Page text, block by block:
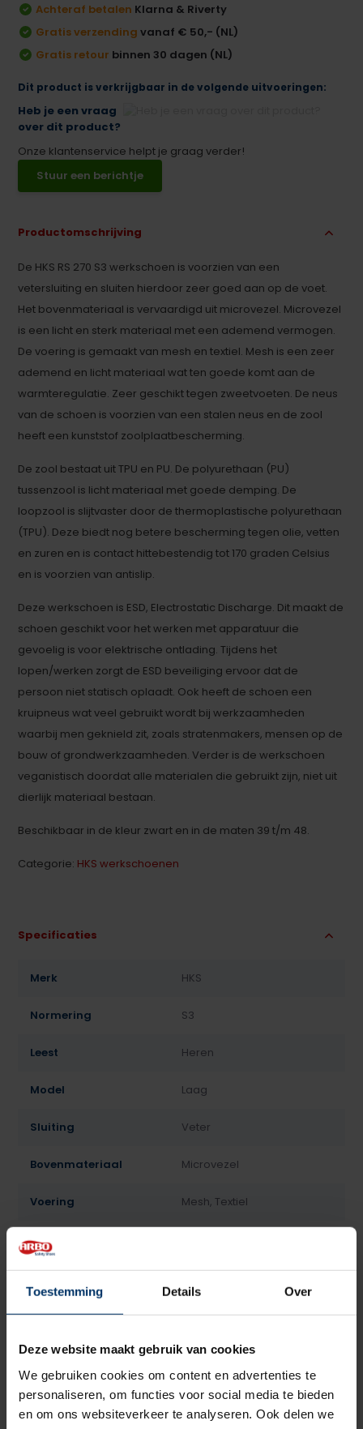
Toestemming Details Over
Deze website maakt gebruik van cookies
We gebruiken cookies om content en advertenties te
personaliseren, om functies voor social media te bieden
en om ons websiteverkeer te analyseren. Ook delen we
Achteraf betalen Klarna & Riverty
Gratis verzending vanaf € 50,- (NL)
Gratis retour binnen 30 dagen (NL)
Dit product is verkrijgbaar in de volgende uitvoeringen:
Heb je een vraag
over dit product?
Onze klantenservice helpt je graag verder!
Stuur een berichtje
Productomschrijving
De HKS RS 270 S3 werkschoen is voorzien van een
vetersluiting en sluiten hierdoor zeer goed aan op de voet.
Het bovenmateriaal is vervaardigd uit microvezel. Microvezel
is een licht en sterk materiaal met een ademend vermogen.
De voering is gemaakt van mesh en textiel. Mesh is een zeer
ademend en licht materiaal wat ten goede komt aan de
warmteregulatie. Zeer geschikt tegen zweetvoeten. De neus
van de schoen is voorzien van een stalen neus en de zool
heeft een kunststof zoolplaatbescherming.
De zool bestaat uit TPU en PU. De polyurethaan (PU)
tussenzool is licht materiaal met goede demping. De
loopzool is slijtvaster door de thermoplastische polyurethaan
(TPU). Deze biedt nog betere bescherming tegen olie, vetten
en zuren en is contact hittebestendig tot 170 graden Celsius
en is voorzien van antislip.
Deze werkschoen is ESD, Electrostatic Discharge. Dit maakt de
schoen geschikt voor het werken met apparatuur die
gevoelig is voor elektrische ontlading. Tijdens het
lopen/werken zorgt de ESD beveiliging ervoor dat de
persoon niet statisch oplaadt. Ook heeft de schoen een
kruipneus wat veel gebruikt wordt bij werkzaamheden
waarbij men geknield zit, zoals stratenmakers, mensen op de
bouw of grondwerkzaamheden. Verder is de werkschoen
veganistisch doordat alle materialen die gebruikt zijn, niet uit
dierlijk materiaal bestaan.
Beschikbaar in de kleur zwart en in de maten 39 t/m 48.
Categorie: HKS werkschoenen
Specificaties
Merk HKS
Normering S3
Leest Heren
Model Laag
Sluiting Veter
Bovenmateriaal Microvezel
Voering Mesh, Textiel
Neusbeveiliging
Zoolbeveiliging Kunststof
Zoolmateriaal TPU/PU
Antislip Ja
Overige specificaties
Antistatisch, ESD, Kruipneus,
Veganistisch